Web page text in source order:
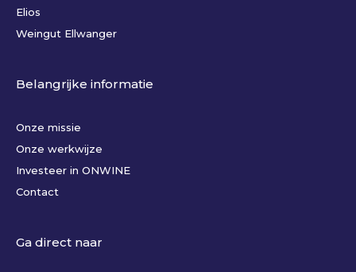
Elios
Weingut Ellwanger
Belangrijke informatie
Onze missie
Onze werkwijze
Investeer in ONWINE
Contact
Ga direct naar